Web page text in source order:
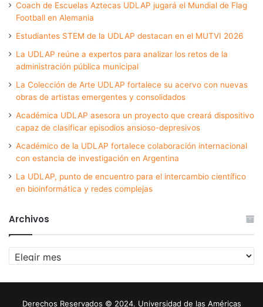
Coach de Escuelas Aztecas UDLAP jugará el Mundial de Flag
Football en Alemania
Estudiantes STEM de la UDLAP destacan en el MUTVI 2026
La UDLAP reúne a expertos para analizar los retos de la
administración pública municipal
La Colección de Arte UDLAP fortalece su acervo con nuevas
obras de artistas emergentes y consolidados
Académica UDLAP asesora un proyecto que creará dispositivo
capaz de clasificar episodios ansioso-depresivos
Académico de la UDLAP fortalece colaboración internacional
con estancia de investigación en Argentina
La UDLAP, punto de encuentro para el intercambio científico
en bioinformática y redes complejas
Archivos
Archivos
Derechos Reservados © 2024. Universidad de las Américas